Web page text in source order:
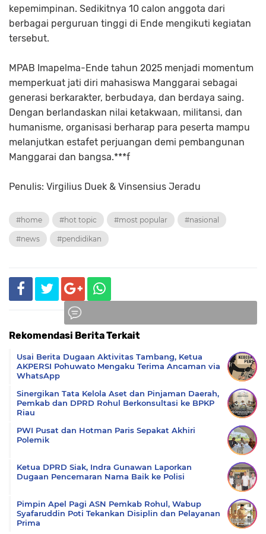
kepemimpinan. Sedikitnya 10 calon anggota dari
berbagai perguruan tinggi di Ende mengikuti kegiatan
tersebut.
MPAB Imapelma-Ende tahun 2025 menjadi momentum
memperkuat jati diri mahasiswa Manggarai sebagai
generasi berkarakter, berbudaya, dan berdaya saing.
Dengan berlandaskan nilai ketakwaan, militansi, dan
humanisme, organisasi berharap para peserta mampu
melanjutkan estafet perjuangan demi pembangunan
Manggarai dan bangsa.***f
Penulis: Virgilius Duek & Vinsensius Jeradu
#home #hot topic #most popular #nasional
#news #pendidikan
Rekomendasi Berita Terkait
Usai Berita Dugaan Aktivitas Tambang, Ketua
AKPERSI Pohuwato Mengaku Terima Ancaman via
WhatsApp
Sinergikan Tata Kelola Aset dan Pinjaman Daerah,
Pemkab dan DPRD Rohul Berkonsultasi ke BPKP
Riau
PWI Pusat dan Hotman Paris Sepakat Akhiri
Polemik
Ketua DPRD Siak, Indra Gunawan Laporkan
Dugaan Pencemaran Nama Baik ke Polisi
Pimpin Apel Pagi ASN Pemkab Rohul, Wabup
Syafaruddin Poti Tekankan Disiplin dan Pelayanan
Prima